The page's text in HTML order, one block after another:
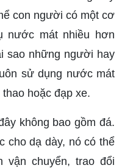
con người có một cơ
nước mát nhiều hơn
sao những người hay
sử dụng nước mát
hoặc đạp xe.
không bao gồm đá.
cho dạ dày, nó có thể
vận chuyển, trao đổi